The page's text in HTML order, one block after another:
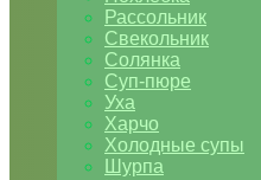
Рассольник
Свекольник
Солянка
Суп-пюре
Уха
Харчо
Холодные супы
Шурпа